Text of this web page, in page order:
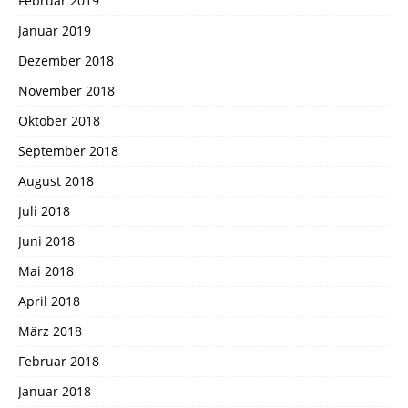
Januar 2019
Dezember 2018
November 2018
Oktober 2018
September 2018
August 2018
Juli 2018
Juni 2018
Mai 2018
April 2018
März 2018
Februar 2018
Januar 2018